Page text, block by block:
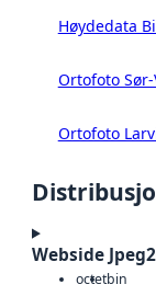
Høydedata
Ortofoto
Ortofoto
Webside
octetbin